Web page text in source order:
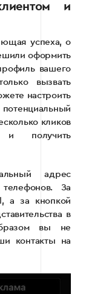
и
успеха, о
оформить
вашего
вызвать
настроить
потенциальный
кликов
и получить
адрес
За
а за кнопкой
в
вы не
контакты на